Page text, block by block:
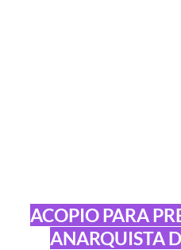
ACOPIO PARA
ANARQUISTA